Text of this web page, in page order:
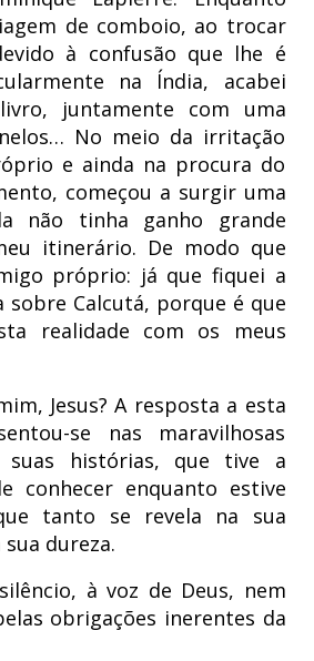
de comboio, ao trocar
à confusão que lhe é
na Índia, acabei
juntamente com uma
No meio da irritação
e ainda na procura do
começou a surgir uma
não tinha ganho grande
itinerário. De modo que
próprio: já que fiquei a
sobre Calcutá, porque é que
realidade com os meus
Jesus? A resposta a esta
se nas maravilhosas
suas histórias, que tive a
conhecer enquanto estive
tanto se revela na sua
dureza.
à voz de Deus, nem
obrigações inerentes da